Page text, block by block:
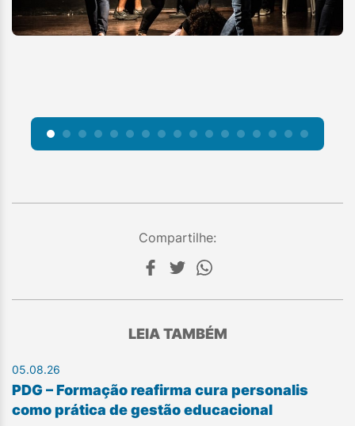
Compartilhe:
LEIA TAMBÉM
05.08.26
PDG – Formação reafirma cura personalis
como prática de gestão educacional